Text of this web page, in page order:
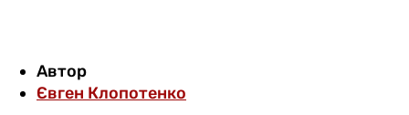
Автор
Євген Клопотенко